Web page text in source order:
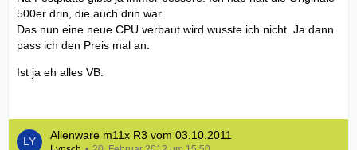
500er drin, die auch drin war.
Das nun eine neue CPU verbaut wird wusste ich nicht. Ja dann
pass ich den Preis mal an.
Ist ja eh alles VB.
Alienware m11x R3 vom 03.10.2011